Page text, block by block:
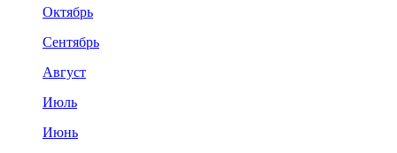
Октябрь
Сентябрь
Август
Июль
Июнь